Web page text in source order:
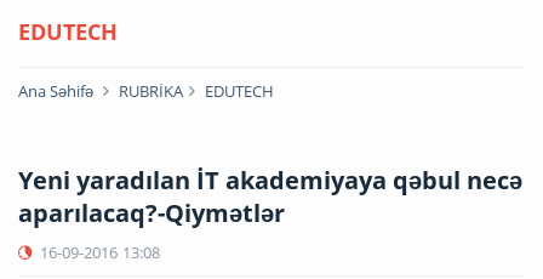
EDUTECH
Ana Səhifə RUBRİKA EDUTECH
Yeni yaradılan İT akademiyaya qəbul necə
aparılacaq?-Qiymətlər
16-09-2016 13:08